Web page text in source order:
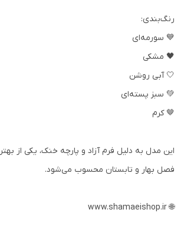
رنگ‌بندی:
💙 سورمه‌ای
🖤 مشکی
🤍 آبی روشن
💚 سبز پسته‌ای
🤎 کرم
این مدل به دلیل فرم آزاد و پارچه خنک، یکی از
فصل بهار و تابستان محسوب می‌شود.
🌐 www.shamaeishop.ir